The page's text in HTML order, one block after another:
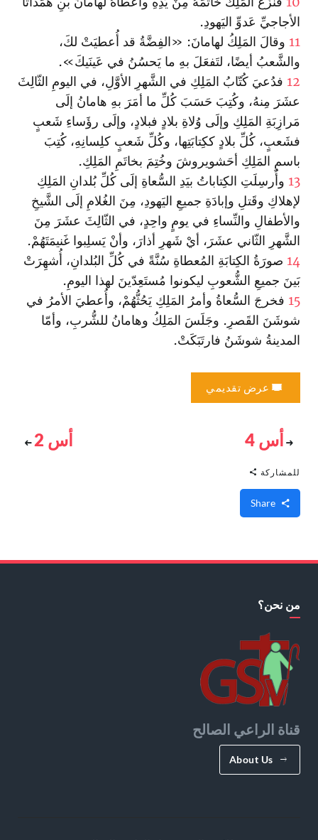
الأجاجيِّ عَدوِّ اليَهودِ.
11 وقالَ المَلِكُ لهامانَ: «الفِضَّةُ قد أُعطيَتْ لكَ،
والشَّعبُ أيضًا، لتَفعَلَ بهِ ما يَحسُنُ في عَينَيكَ».
12 فدُعيَ كُتّابُ المَلِكِ في الشَّهرِ الأوَّلِ، في اليومِ الثّالِثَ
عشَرَ مِنهُ، وكُتِبَ حَسَبَ كُلِّ ما أمَرَ بهِ هامانُ إلَى
مَرازِبَةِ المَلِكِ وإلَى وُلاةِ بلادٍ فبلادٍ، وإلَى رؤَساءِ شَعبٍ
فشَعبٍ، كُلِّ بلادٍ ككِتابَتِها، وكُلِّ شَعبٍ كلِسانِهِ، كُتِبَ
باسمِ المَلِكِ أحَشويروشَ وخُتِمَ بخاتَمِ المَلِكِ.
13 وأُرسِلَتِ الكِتاباتُ بيَدِ السُّعاةِ إلَى كُلِّ بُلدانِ المَلِكِ
لإهلاكِ وقَتلِ وإبادَةِ جميعِ اليَهودِ، مِنَ الغُلامِ إلَى الشَّيخِ
والأطفالِ والنِّساءِ في يومٍ واحِدٍ، في الثّالِثَ عشَرَ مِنَ
الشَّهرِ الثّاني عشَرَ، أيْ شَهرِ أذارَ، وأنْ يَسلِبوا غَنيمَتَهُمْ.
14 صورَةُ الكِتابَةِ المُعطاةِ سُنَّةً في كُلِّ البُلدانِ، أُشهِرَتْ
بَينَ جميعِ الشُّعوبِ ليكونوا مُستَعِدّينَ لهذا اليومِ.
15 فخرجَ السُّعاةُ وأمرُ المَلِكِ يَحُثُّهُمْ، وأُعطيَ الأمرُ في
شوشَنَ القَصرِ. وجَلَسَ المَلِكُ وهامانُ للشُّربِ، وأمّا
المدينةُ شوشَنُ فارتَبَكَتْ.
عرض تقديمي
أس 4 أس 2
للمشاركة
من نحن؟
قناة الراعي الصالح
About Us